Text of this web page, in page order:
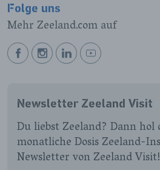
Folge uns
Mehr Zeeland.com auf
BEKIJK
PAGINA
BEKIJK
PAGINA
BEKIJK
PAGINA
BEKIJK
PAGINA
Newsletter Zeeland Visit
Du liebst Zeeland? Dann
monatliche Dosis Zeeland-
Newsletter von Zeeland Visit!